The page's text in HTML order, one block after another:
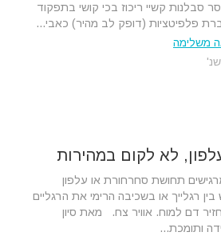
סבלנות קשיי ריכוז בכי קושי בתפקוד
פלפיטציות (דופק לב מהיר) כאבי...
משלימה
לא לקום במהירות
תחושת סחרחורת או עלפון
רגלייך או בשכיבה הרימי את הרגליים
דם למוח. אוויר צח. מאת סיון
ותומכת...